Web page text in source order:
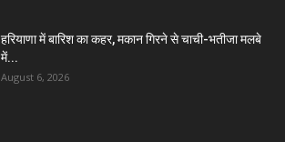
हरियाणा में बारिश का कहर, मकान गिरने से चाची-भतीजा मलबे
में...
August 6, 2026